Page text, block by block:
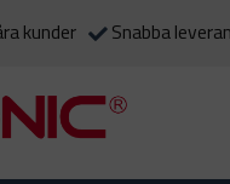
kunder Snabba